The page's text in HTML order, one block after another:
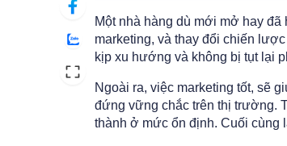
Một nhà hàng dù mới mở hay
marketing, và thay đổi chiến
kịp xu hướng và không bị tụt lại
Ngoài ra, việc marketing tốt, sẽ
đứng vững chắc trên thị trường.
thành ở mức ổn định. Cuối cùng